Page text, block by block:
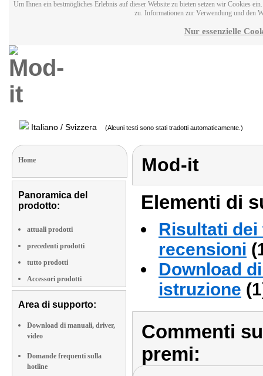
Um Ihnen ein bestmögliches Erlebnis auf dieser Website zu bieten setzen wir Cookies
zu. Informationen zur Verwendung und den
Nur essenzielle
Italiano / Svizzera (Alcuni testi sono stati tradotti automaticamente.)
Home
Panoramica del
prodotto:
attuali prodotti
precedenti prodotti
tutto prodotti
Accessori prodotti
Area di supporto:
Download di manuali, driver,
video
Domande frequenti sulla
hotline
Mod-it
Elementi di
Risultati
recensioni
Download
istruzione
Commenti
premi: